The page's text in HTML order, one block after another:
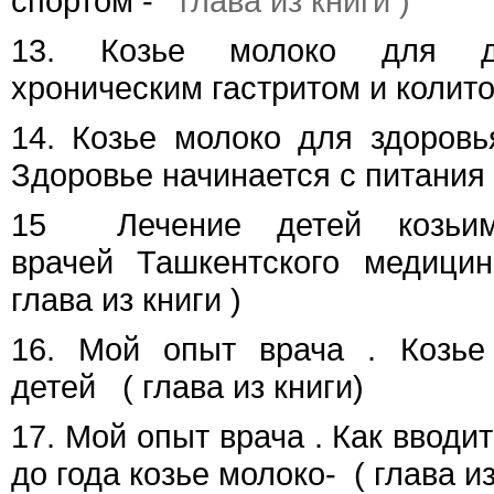
13. Козье молоко для
хроническим гастритом и
14. Козье молоко для
Здоровье начинается с питания
15 Лечение детей
врачей Ташкентского
глава из книги )
16. Мой опыт врача . Козье
детей
( глава из книги)
17. Мой опыт врача . Как
до года козье молоко- ( глава